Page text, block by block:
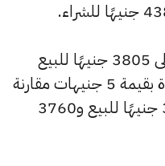
كما ارتفع سعر عيار 12 ليصل إلى 3805 جنيهًا للبيع
و3765 جنيهًا للشراء، بعد زيادة بقيمة 5 جنيهات مقارنة
بالسعر السابق الذي بلغ 3800 جنيهًا للبيع و3760